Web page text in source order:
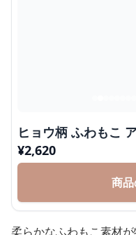
ヒョウ柄 ふわもこ
¥2,620
商
柔らかなふわもこ素材